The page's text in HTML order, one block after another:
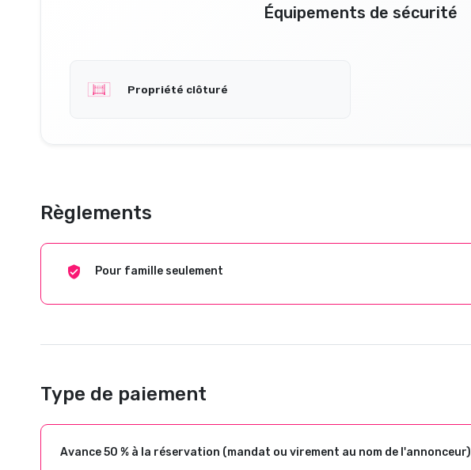
Équipements de sécurité
Propriété clôturé
Règlements
Pour famille seulement
Type de paiement
Avance 50 % à la réservation (mandat ou virement au nom de l'annonceur)